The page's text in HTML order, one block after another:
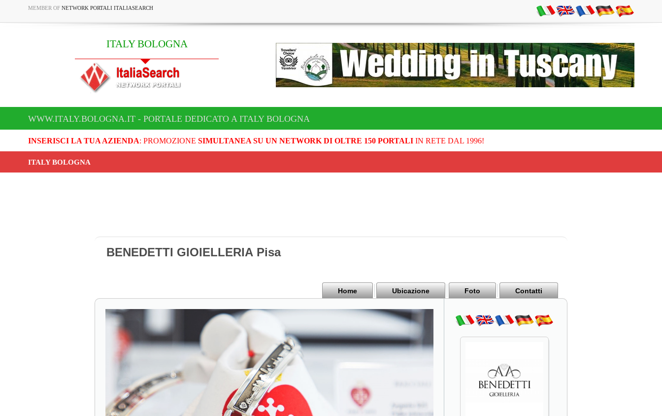
MEMBER OF NETWORK PORTALI ITALIASEARCH
ITALY BOLOGNA
WWW.ITALY.BOLOGNA.IT - PORTALE DEDICATO A ITALY BOLOGNA
INSERISCI LA TUA AZIENDA: PROMOZIONE SIMULTANEA SU UN NETWORK DI OLTRE 150 PORTALIIN RETE DAL 1996!
ITALY BOLOGNA
BENEDETTI GIOIELLERIA Pisa
Home Ubicazione Foto Contatti